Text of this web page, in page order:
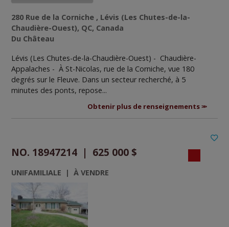
280 Rue de la Corniche , Lévis (Les Chutes-de-la-
Chaudière-Ouest), QC, Canada
Du Château
Lévis (Les Chutes-de-la-Chaudière-Ouest) - Chaudière-
Appalaches -À St-Nicolas, rue de la Corniche, vue 180
degrés sur le Fleuve. Dans un secteur recherché, à 5
minutes des ponts, repose...
Obtenir plus de renseignements
NO. 18947214 | 625 000 $
UNIFAMILIALE | À VENDRE